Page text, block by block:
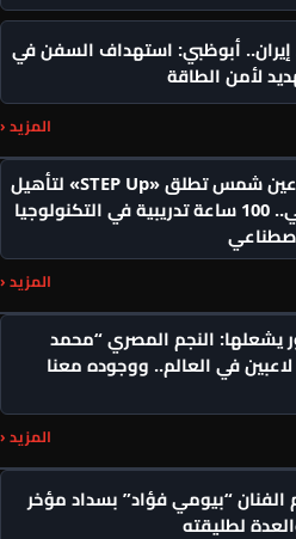
إيران.. أبوظبي: استهداف السفن في
لأمن الطاقة
المزيد ‹
كلية تجارة جامعة عين شمس تطلق «STEP Up» لتأهيل
شباب القطاع المالي.. 100 ساعة تدريبية في التكنولوجيا
المزيد ‹
يشعلها: النجم المصري “محمد
صلاح” بين أفضل 3 لاعبين في العالم.. ووجوده معنا
المزيد ‹
الفنان “بيومي فؤاد” بسداد مؤخر
لطليقته